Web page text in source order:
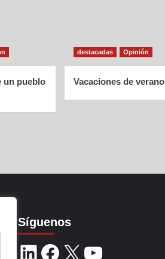
de navegación,
un pueblo
destacadas Opinión
Vacaciones de verano
Síguenos